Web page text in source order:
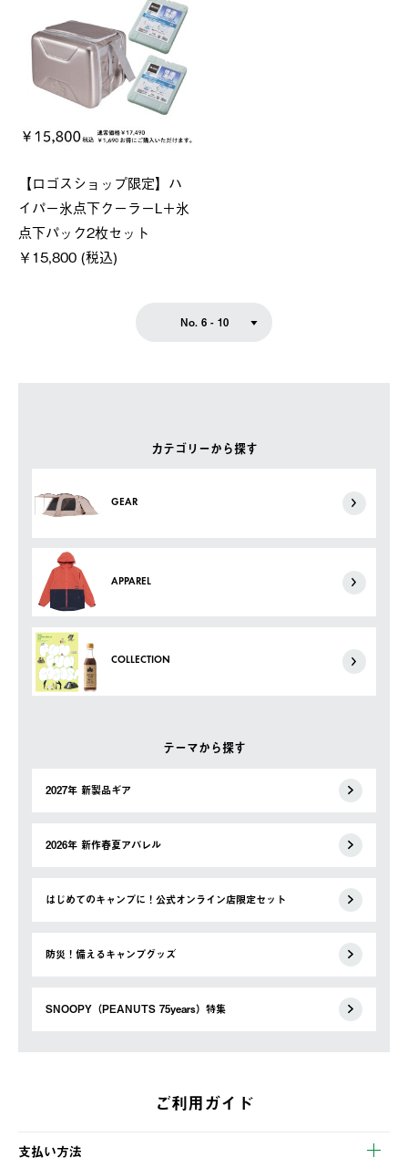
カテゴリーから探す
GEAR
APPAREL
COLLECTION
テーマから探す
2027年 新製品ギア
2026年 新作春夏アパレル
はじめてのキャンプに！公式オンライン店限定セット
防災！備えるキャンプグッズ
SNOOPY（PEANUTS 75years）特集
【ロゴスショップ限定】ハ
イパー氷点下クーラーL＋氷
点下パック2枚セット
￥15,800 (税込)
No. 6 - 10
ご利用ガイド
支払い方法